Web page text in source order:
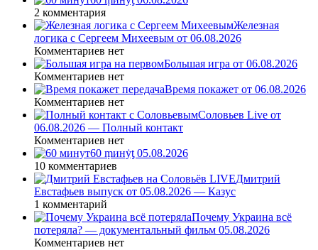
2 комментария
Железная
логика с Сергеем Михеевым от 06.08.2026
Комментариев нет
Большая игра от 06.08.2026
Комментариев нет
Время покажет от 06.08.2026
Комментариев нет
Соловьев Live от
06.08.2026 — Полный контакт
Комментариев нет
60 ṃинẏƫ 05.08.2026
10 комментариев
Дмитрий
Евстафьев выпуск от 05.08.2026 — Казус
1 комментарий
Почему Украина всё
потеряла? — документальный фильм 05.08.2026
Комментариев нет